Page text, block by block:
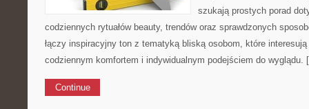
szukają prostych porad
codziennych rytuałów beauty, trendów oraz sprawdzonych
łączy inspiracyjny ton z tematyką bliską osobom, które
codziennym komfortem i indywidualnym podejściem do
Continue